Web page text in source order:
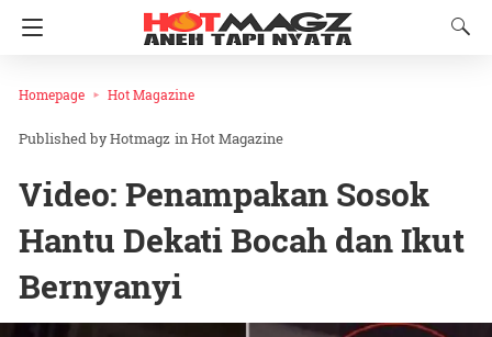
Homepage Hot Magazine
Hotmagz inHot Magazine
Video: Penampakan Sosok
Hantu Dekati Bocah dan Ikut
Bernyanyi